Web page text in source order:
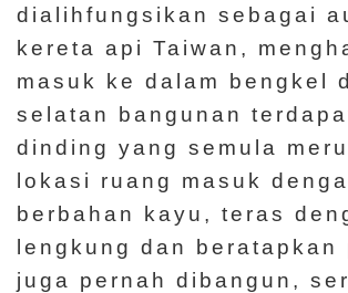
dialihfungsikan sebagai
kereta api Taiwan,
masuk ke dalam bengkel
selatan bangunan
dinding yang semula
lokasi ruang masuk
berbahan kayu, teras
lengkung dan beratapkan
juga pernah dibangun,